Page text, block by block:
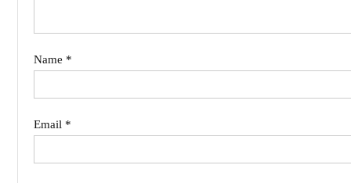
Name *
Email *